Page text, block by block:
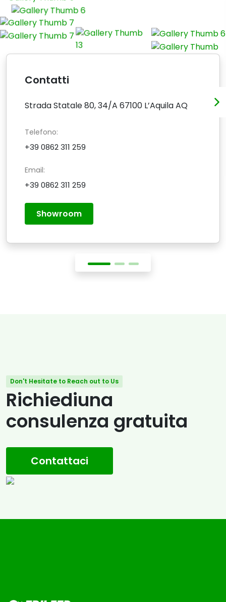
Contatti
Strada Statale 80, 34/A 67100 L’Aquila AQ
Telefono:
+39 0862 311 259
Email:
+39 0862 311 259
Showroom
Don't Hesitate to Reach out to Us
Richiediuna
consulenza gratuita
Contattaci